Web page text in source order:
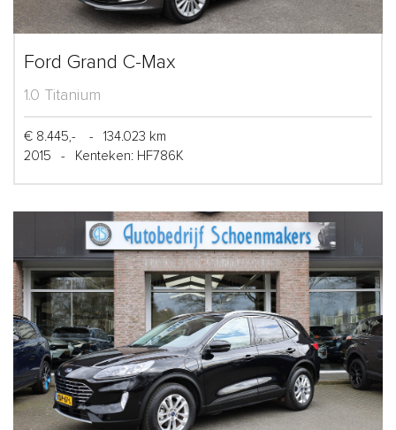
Ford Grand C-Max
1.0 Titanium
€ 8.445,- -
134.023 km
2015
- Kenteken: HF786K